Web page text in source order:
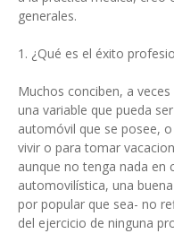
generales.
1. ¿Qué es el éxito
Muchos conciben, a
una variable que pueda
automóvil que se posee,
vivir o para tomar
aunque no tenga nada en
automovilística, una
por popular que sea- no
del ejercicio de ninguna